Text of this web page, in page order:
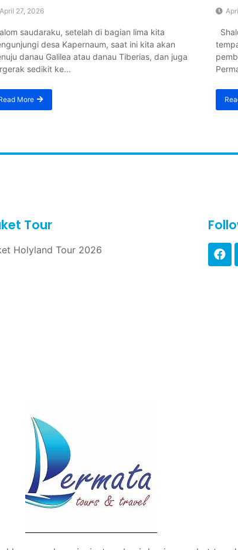
April 27, 2026
saudaraku, setelah di bagian lima kita
desa Kapernaum, saat ini kita akan
danau Galilea atau danau Tiberias, dan juga
sedikit ke...
More
Tour
Holyland Tour 2026